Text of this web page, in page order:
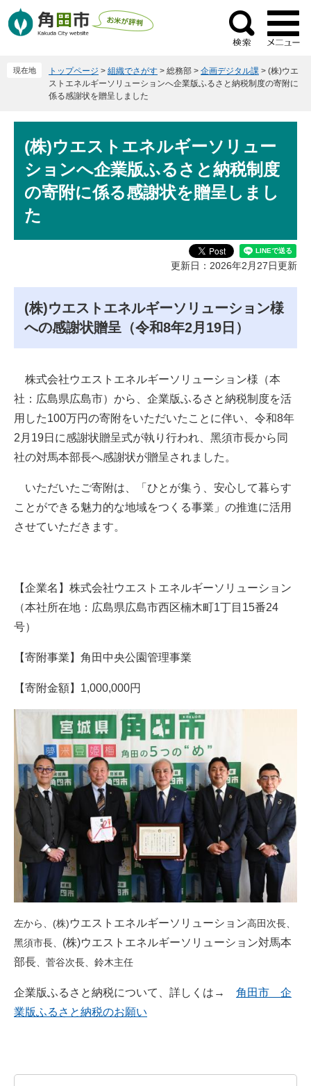
ー
ニ
検
索
現在地 トップページ > 組織でさがす > 総務部 > 企画デジタル課 > (株)ウエ
ストエネルギーソリューションへ企業版ふるさと納税制度の寄附に
係る感謝状を贈呈しました
(株)ウエストエネルギーソリュー
ションへ企業版ふるさと納税制度
の寄附に係る感謝状を贈呈しまし
た
更新日：2026年2月27日更新
(株)ウエストエネルギーソリューション様
への感謝状贈呈（令和8年2月19日）
株式会社ウエストエネルギーソリューション様（本
社：広島県広島市）から、企業版ふるさと納税制度を活
用した100万円の寄附をいただいたことに伴い、令和8年
2月19日に感謝状贈呈式が執り行われ、黑須市長から同
社の対馬本部長へ感謝状が贈呈されました。
いただいたご寄附は、「ひとが集う、安心して暮らす
ことができる魅力的な地域をつくる事業」の推進に活用
させていただきます。
【企業名】株式会社ウエストエネルギーソリューション
（本社所在地：広島県広島市西区楠木町1丁目15番24
号）
【寄附事業】角田中央公園管理事業
【寄附金額】1,000,000円
左から、(株)ウエストエネルギーソリューション​​高田次長、
黑須市長、 (株)ウエストエネルギーソリューション対馬本
部長 、菅谷次長、鈴木主任
企業版ふるさと納税について、詳しくは→ 角田市 企
業版ふるさと納税のお願い